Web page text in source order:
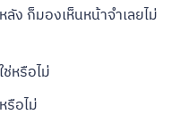
ง ก็มองเห็นหน้าจำเลยไม่
หรือไม่
รือไม่